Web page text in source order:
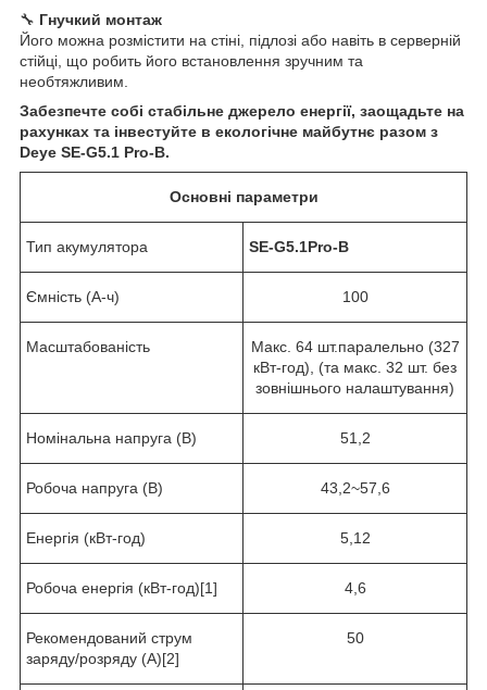
🔧 Гнучкий монтаж
Його можна розмістити на стіні, підлозі або навіть в серверній
стійці, що робить його встановлення зручним та
необтяжливим.
Забезпечте собі стабільне джерело енергії, заощадьте на
рахунках та інвестуйте в екологічне майбутнє разом з
Deye SE-G5.1 Pro-B.
Основні параметри
Тип акумулятора SE-G5.1Pro-B
Ємність (А-ч) 100
Масштабованість
Макс. 64 шт.паралельно (327
кВт-год), (та макс. 32 шт. без
зовнішнього налаштування)
Номінальна напруга (В) 51,2
Робоча напруга (В) 43,2~57,6
Енергія (кВт-год) 5,12
Робоча енергія (кВт-год)[1] 4,6
Рекомендований струм
заряду/розряду (А)[2]
50